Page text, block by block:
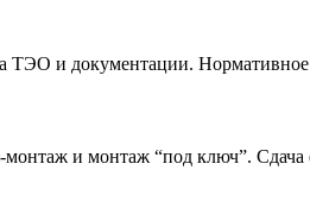
ТЭО и документации. Нормативное
и монтаж “под ключ”. Сдача